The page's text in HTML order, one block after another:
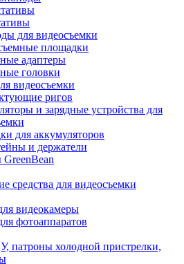
для видеосъемки
площадки
адаптеры
головки
видеосъемки
ригов
и зарядные устройства для
для аккумуляторов
и держатели
средства для видеосъемки
видеокамеры
фотоаппаратов
патроны холодной пристрелки,